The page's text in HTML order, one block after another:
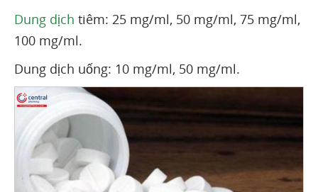
Dung dịch tiêm: 25 mg/ml, 50 mg/ml, 75 mg/ml,
100 mg/ml.
Dung dịch uống: 10 mg/ml, 50 mg/ml.